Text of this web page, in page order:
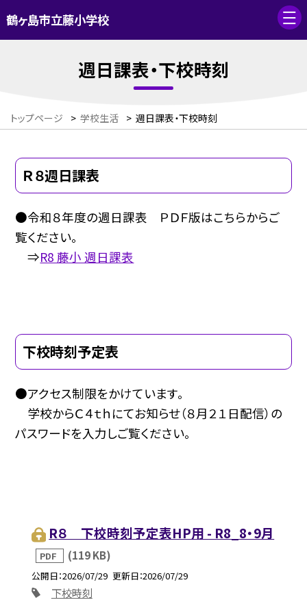
鶴ヶ島市立藤小学校
週日課表・下校時刻
トップページ > 学校生活 > 週日課表・下校時刻
Ｒ８週日課表
●令和８年度の週日課表 ＰＤＦ版はこちらからご
覧ください。
⇒R8 藤小 週日課表
下校時刻予定表
●アクセス制限をかけています。
学校からＣ４ｔｈにてお知らせ（８月２１日配信）の
パスワードを入力しご覧ください。
R８ 下校時刻予定表HP用 - R8_8・9月
PDF (119 KB)
公開日 2026/07/29 更新日 2026/07/29
下校時刻